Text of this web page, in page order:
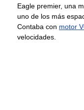
Eagle premier, una
uno de los más
Contaba con motor
velocidades.